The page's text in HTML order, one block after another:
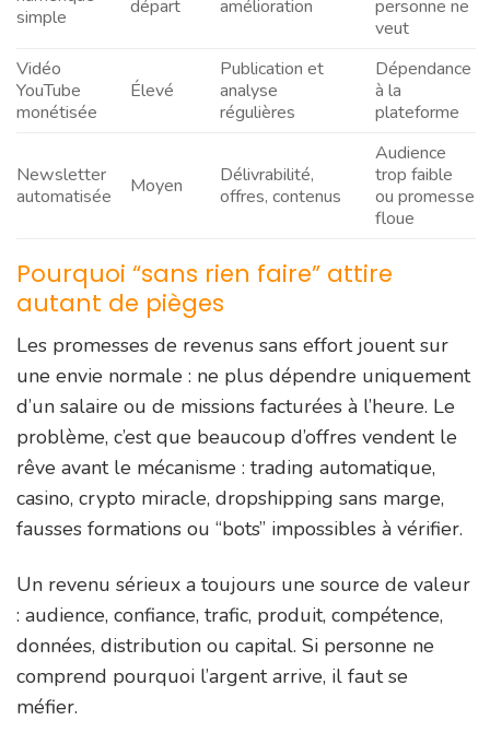
simple
départ
amélioration
personne ne
veut
Vidéo
YouTube
monétisée
Élevé
Publication et
analyse
régulières
Dépendance
à la
plateforme
Newsletter
automatisée
Moyen
Délivrabilité,
offres, contenus
Audience
trop faible
ou promesse
floue
Pourquoi “sans rien faire” attire
autant de pièges
Les promesses de revenus sans effort jouent sur
une envie normale : ne plus dépendre uniquement
d’un salaire ou de missions facturées à l’heure. Le
problème, c’est que beaucoup d’offres vendent le
rêve avant le mécanisme : trading automatique,
casino, crypto miracle, dropshipping sans marge,
fausses formations ou “bots” impossibles à vérifier.
Un revenu sérieux a toujours une source de valeur
: audience, confiance, trafic, produit, compétence,
données, distribution ou capital. Si personne ne
comprend pourquoi l’argent arrive, il faut se
méfier.